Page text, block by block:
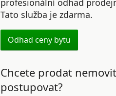
profesionální odhad
Tato služba je zdarma.
Odhad ceny bytu
Chcete prodat
postupovat?